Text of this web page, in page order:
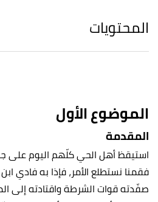
المحتويات
الموضوع الأول
المقدمة
استيقظ أهل الحي كلّهم اليوم على
فقمنا نستطلع الأمر، فإذا به فادي
صفّدته قوات الشرطة واقتادته إلى